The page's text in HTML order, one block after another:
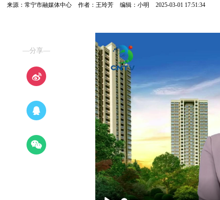
来源：常宁市融媒体中心 作者：王玲芳 编辑：小明 2025-03-01 17:51:34
—分享—